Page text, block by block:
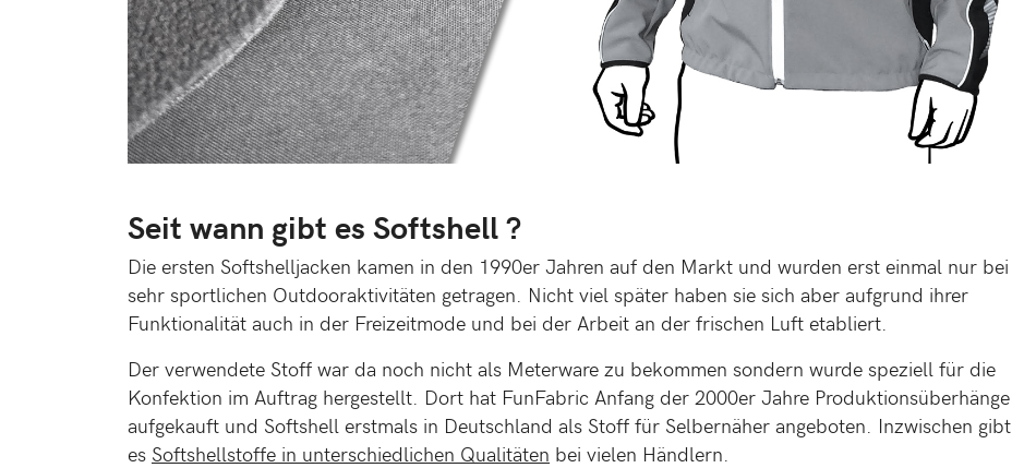
Seit wann gibt es Softshell ?
Die ersten Softshelljacken kamen in den 1990er Jahren auf den Markt und wurden erst einmal nur bei
sehr sportlichen Outdooraktivitäten getragen. Nicht viel später haben sie sich aber aufgrund ihrer
Funktionalität auch in der Freizeitmode und bei der Arbeit an der frischen Luft etabliert.
Der verwendete Stoff war da noch nicht als Meterware zu bekommen sondern wurde speziell für die
Konfektion im Auftrag hergestellt. Dort hat FunFabric Anfang der 2000er Jahre Produktionsüberhänge
aufgekauft und Softshell erstmals in Deutschland als Stoff für Selbernäher angeboten. Inzwischen gibt
es Softshellstoffe in unterschiedlichen Qualitäten bei vielen Händlern.